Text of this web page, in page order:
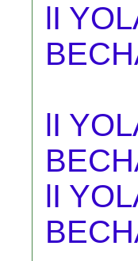
lI
lI
lI